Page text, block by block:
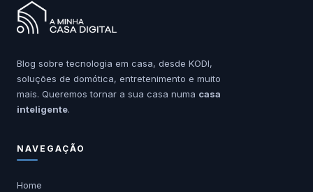
Blog sobre tecnologia em casa, desde KODI,
soluções de domótica, entretenimento e muito
mais. Queremos tornar a sua casa numa casa
inteligente.
NAVEGAÇÃO
Home